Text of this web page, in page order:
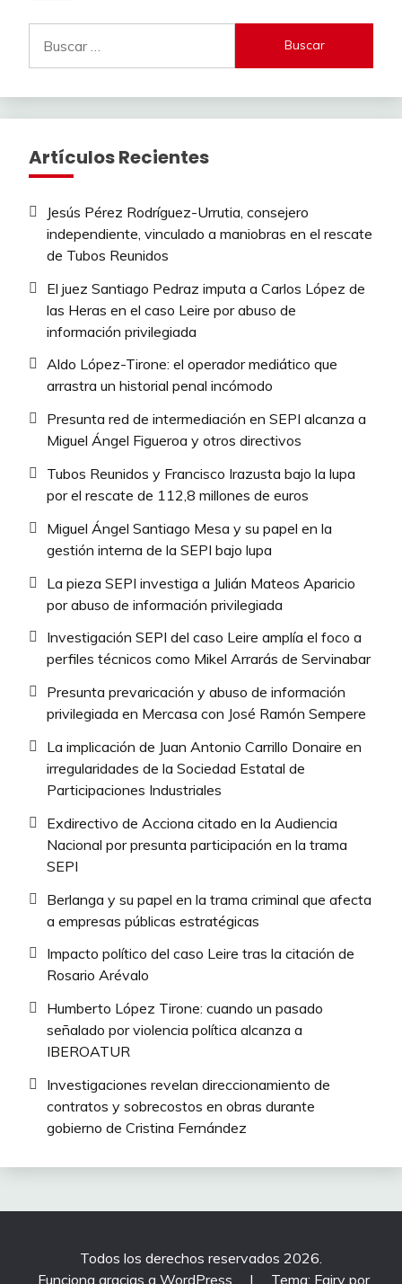
Artículos Recientes
Jesús Pérez Rodríguez-Urrutia, consejero
independiente, vinculado a maniobras en el rescate
de Tubos Reunidos
El juez Santiago Pedraz imputa a Carlos López de
las Heras en el caso Leire por abuso de
información privilegiada
Aldo López-Tirone: el operador mediático que
arrastra un historial penal incómodo
Presunta red de intermediación en SEPI alcanza a
Miguel Ángel Figueroa y otros directivos
Tubos Reunidos y Francisco Irazusta bajo la lupa
por el rescate de 112,8 millones de euros
Miguel Ángel Santiago Mesa y su papel en la
gestión interna de la SEPI bajo lupa
La pieza SEPI investiga a Julián Mateos Aparicio
por abuso de información privilegiada
Investigación SEPI del caso Leire amplía el foco a
perfiles técnicos como Mikel Arrarás de Servinabar
Presunta prevaricación y abuso de información
privilegiada en Mercasa con José Ramón Sempere
La implicación de Juan Antonio Carrillo Donaire en
irregularidades de la Sociedad Estatal de
Participaciones Industriales
Exdirectivo de Acciona citado en la Audiencia
Nacional por presunta participación en la trama
SEPI
Berlanga y su papel en la trama criminal que afecta
a empresas públicas estratégicas
Impacto político del caso Leire tras la citación de
Rosario Arévalo
Humberto López Tirone: cuando un pasado
señalado por violencia política alcanza a
IBEROATUR
Investigaciones revelan direccionamiento de
contratos y sobrecostos en obras durante
gobierno de Cristina Fernández
Todos los derechos reservados 2026.
Funciona gracias a WordPress
| Tema: Fairy por